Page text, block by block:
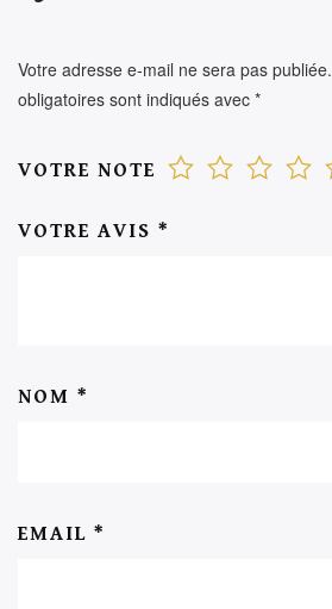
Votre adresse e-mail ne sera pas publiée.
obligatoires sont indiqués avec *
VOTRE NOTE
VOTRE AVIS *
NOM *
EMAIL *